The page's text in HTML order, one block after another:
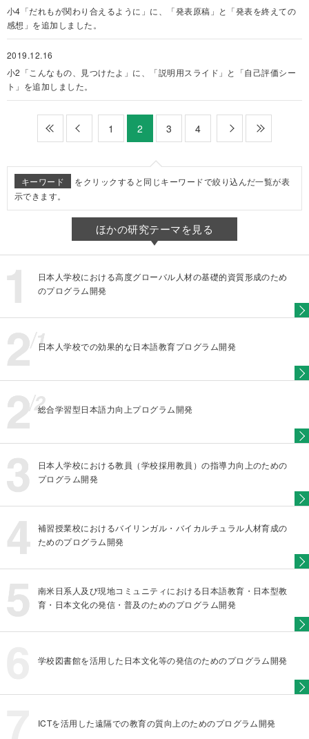
小4「だれもが関わり合えるように」に、「発表原稿」と「発表を終えての
感想」を追加しました。
2019.12.16
小2「こんなもの、見つけたよ」に、「説明用スライド」と「自己評価シー
ト」を追加しました。
最初 前 1 2 3 4 次 最後
キーワード
をクリックすると同じキーワードで絞り込んだ一覧が表
示できます。
ほかの研究テーマを見る
日本人学校における高度グローバル人材の基礎的資質形成のため
のプログラム開発
日本人学校での効果的な日本語教育プログラム開発
総合学習型日本語力向上プログラム開発
日本人学校における教員（学校採用教員）の指導力向上のための
プログラム開発
補習授業校におけるバイリンガル・バイカルチュラル人材育成の
ためのプログラム開発
南米日系人及び現地コミュニティにおける日本語教育・日本型教
育・日本文化の発信・普及のためのプログラム開発
学校図書館を活用した日本文化等の発信のためのプログラム開発
ICTを活用した遠隔での教育の質向上のためのプログラム開発